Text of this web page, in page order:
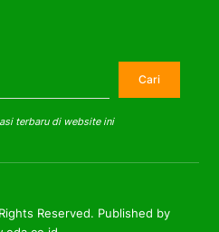
Cari
terbaru di website ini
Reserved. Published by